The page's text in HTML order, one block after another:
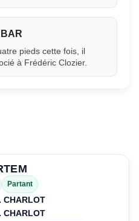
BAR
pieds cette fois, il
à Frédéric Clozier.
Partant
CHARLOT
CHARLOT